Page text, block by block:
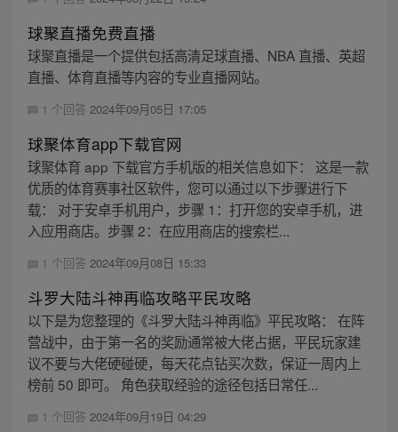
球聚直播免费直播
球聚直播是一个提供包括高清足球直播、NBA 直播、英超
直播、体育直播等内容的专业直播网站。
1 个回答 2024年09月05日 17:05
球聚体育app下载官网
球聚体育 app 下载官方手机版的相关信息如下： 这是一款
优质的体育赛事社区软件，您可以通过以下步骤进行下
载： 对于安卓手机用户，步骤 1：打开您的安卓手机，进
入应用商店。步骤 2：在应用商店的搜索栏...
1 个回答 2024年09月08日 15:33
斗罗大陆斗神再临攻略平民攻略
以下是为您整理的《斗罗大陆斗神再临》平民攻略： 在阵
营战中，由于第一名的奖励通常被大佬占据，平民玩家建
议不要与大佬硬碰硬，每天花点钻买次数，保证一周内上
榜前 50 即可。 角色获取经验的途径包括日常任...
1 个回答 2024年09月19日 04:29